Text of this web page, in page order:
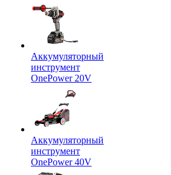
Аккумуляторный
инструмент
OnePower 20V
Аккумуляторный
инструмент
OnePower 40V